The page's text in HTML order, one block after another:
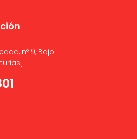
nº 9, Bajo.